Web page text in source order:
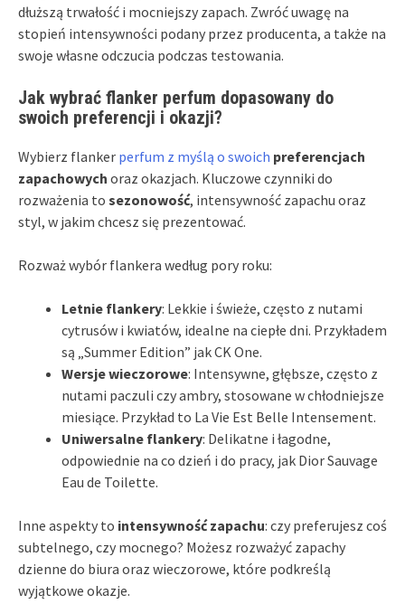
dłuższą trwałość i mocniejszy zapach. Zwróć uwagę na
stopień intensywności podany przez producenta, a także na
swoje własne odczucia podczas testowania.
Jak wybrać flanker perfum dopasowany do
swoich preferencji i okazji?
Wybierz flanker perfum z myślą o swoich preferencjach
zapachowych oraz okazjach. Kluczowe czynniki do
rozważenia to sezonowość, intensywność zapachu oraz
styl, w jakim chcesz się prezentować.
Rozważ wybór flankera według pory roku:
Letnie flankery: Lekkie i świeże, często z nutami
cytrusów i kwiatów, idealne na ciepłe dni. Przykładem
są „Summer Edition” jak CK One.
Wersje wieczorowe: Intensywne, głębsze, często z
nutami paczuli czy ambry, stosowane w chłodniejsze
miesiące. Przykład to La Vie Est Belle Intensement.
Uniwersalne flankery: Delikatne i łagodne,
odpowiednie na co dzień i do pracy, jak Dior Sauvage
Eau de Toilette.
Inne aspekty to intensywność zapachu: czy preferujesz coś
subtelnego, czy mocnego? Możesz rozważyć zapachy
dzienne do biura oraz wieczorowe, które podkreślą
wyjątkowe okazje.